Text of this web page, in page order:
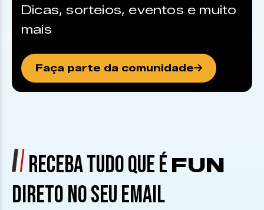
Dicas, sorteios, eventos e muito
mais
Faça parte da comunidade
RECEBA TUDO QUE É FUN
DIRETO NO SEU EMAIL